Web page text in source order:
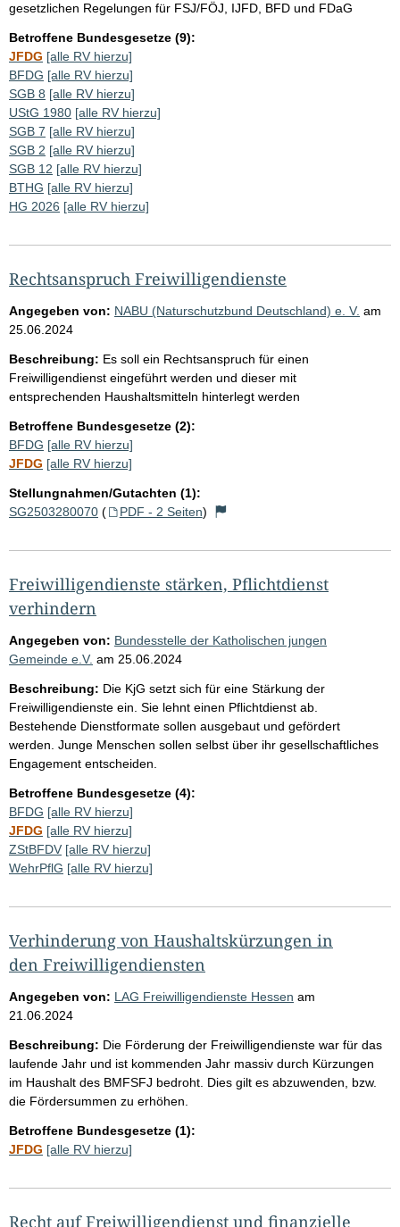
gesetzlichen Regelungen für FSJ/FÖJ, IJFD, BFD und FDaG
Betroffene Bundesgesetze (9):
JFDG [alle RV hierzu]
BFDG [alle RV hierzu]
SGB 8 [alle RV hierzu]
UStG 1980 [alle RV hierzu]
SGB 7 [alle RV hierzu]
SGB 2 [alle RV hierzu]
SGB 12 [alle RV hierzu]
BTHG [alle RV hierzu]
HG 2026 [alle RV hierzu]
Rechtsanspruch Freiwilligendienste
Angegeben von: NABU (Naturschutzbund Deutschland) e. V. am
25.06.2024
Beschreibung: Es soll ein Rechtsanspruch für einen
Freiwilligendienst eingeführt werden und dieser mit
entsprechenden Haushaltsmitteln hinterlegt werden
Betroffene Bundesgesetze (2):
BFDG [alle RV hierzu]
JFDG [alle RV hierzu]
Stellungnahmen/Gutachten (1):
SG2503280070 ( PDF - 2 Seiten)
Freiwilligendienste stärken, Pflichtdienst
verhindern
Angegeben von: Bundesstelle der Katholischen jungen
Gemeinde e.V. am 25.06.2024
Beschreibung: Die KjG setzt sich für eine Stärkung der
Freiwilligendienste ein. Sie lehnt einen Pflichtdienst ab.
Bestehende Dienstformate sollen ausgebaut und gefördert
werden. Junge Menschen sollen selbst über ihr gesellschaftliches
Engagement entscheiden.
Betroffene Bundesgesetze (4):
BFDG [alle RV hierzu]
JFDG [alle RV hierzu]
ZStBFDV [alle RV hierzu]
WehrPflG [alle RV hierzu]
Verhinderung von Haushaltskürzungen in
den Freiwilligendiensten
Angegeben von: LAG Freiwilligendienste Hessen am
21.06.2024
Beschreibung: Die Förderung der Freiwilligendienste war für das
laufende Jahr und ist kommenden Jahr massiv durch Kürzungen
im Haushalt des BMFSFJ bedroht. Dies gilt es abzuwenden, bzw.
die Fördersummen zu erhöhen.
Betroffene Bundesgesetze (1):
JFDG [alle RV hierzu]
Recht auf Freiwilligendienst und finanzielle